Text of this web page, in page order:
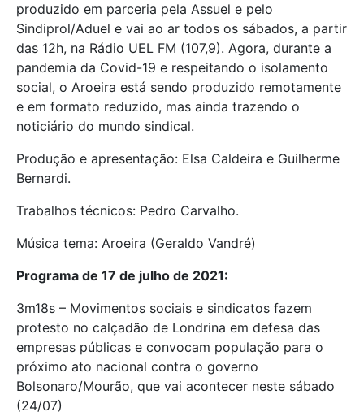
produzido em parceria pela Assuel e pelo
Sindiprol/Aduel e vai ao ar todos os sábados, a partir
das 12h, na Rádio UEL FM (107,9). Agora, durante a
pandemia da Covid-19 e respeitando o isolamento
social, o Aroeira está sendo produzido remotamente
e em formato reduzido, mas ainda trazendo o
noticiário do mundo sindical.
Produção e apresentação: Elsa Caldeira e Guilherme
Bernardi.
Trabalhos técnicos: Pedro Carvalho.
Música tema: Aroeira (Geraldo Vandré)
Programa de 17 de julho de 2021:
3m18s – Movimentos sociais e sindicatos fazem
protesto no calçadão de Londrina em defesa das
empresas públicas e convocam população para o
próximo ato nacional contra o governo
Bolsonaro/Mourão, que vai acontecer neste sábado
(24/07)